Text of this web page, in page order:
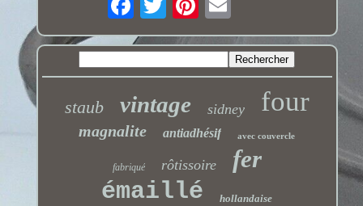
staub vintage sidney four
magnalite antiadhésif avec couvercle
fabriqué rôtissoire fer
émaillé hollandaise